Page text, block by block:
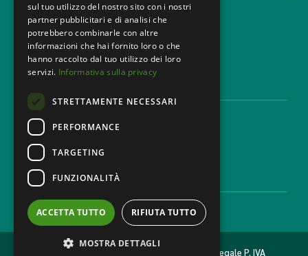
Aree di Competenza
Settori
Studio legale
Contatti
Lavora con noi
2026 © MONDINI BONORA GINEVRA Studio legale P. IVA
sul tuo utilizzo del nostro sito con i nostri
partner pubblicitari e di analisi che
potrebbero combinarle con altre
informazioni che hai fornito loro o che
hanno raccolto dal tuo utilizzo dei loro
servizi. Informativa sulla privacy
STRETTAMENTE NECESSARI
PERFORMANCE
TARGETING
FUNZIONALITÀ
ACCETTA TUTTO RIFIUTA TUTTO
MOSTRA DETTAGLI